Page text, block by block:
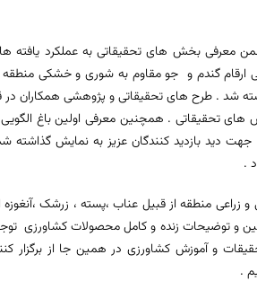
معرفی بخش های تحقیقاتی به عملکرد یافته
ارقام گندم و جو مقاوم به شوری و خشکی
شد . طرح های تحقیقاتی و پژوهشی همکاران در
تحقیقاتی . همچنین معرفی اولین باغ الگویی
دید بازدید کنندگان عزیز به نمایش گذاشته
.
منطقه از قبیل عناب ،پسته ، زرشک ،آنغوزه
و توضیحات زنده و کامل محصولات کشاورزی
و آموزش کشاورزی در همین جا از برگزار
.